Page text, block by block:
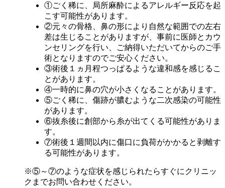
①ごく稀に、局所麻酔によるアレルギー反応を起
こす可能性があります。
②元々の骨格、鼻の形により自然な範囲での左右
差は生じることがありますが、事前に医師とカウ
ンセリングを行い、ご納得いただいてからのご手
術となりますのでご安心ください。
③術後１ヵ月程つっぱるような違和感を感じるこ
とがあります。
④一時的に鼻の穴が小さくなることがあります。
⑤ごく稀に、傷跡が膿むような二次感染の可能性
があります。
⑥抜糸後に創部から糸が出てくる可能性がありま
す。
⑦術後１週間以内に傷口に負荷がかかると剥離す
る可能性があります。
※⑤～⑦のような症状を感じられたらすぐにクリニッ
クまでお問い合わせください。